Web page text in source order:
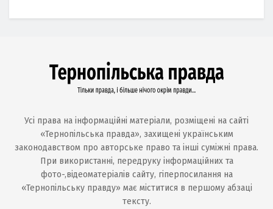
Усі права на інформаційні матеріали, розміщені на сайті
«Тернопільська правда», захищені українським
законодавством про авторське право та інші суміжні права.
При використанні, передруку інформаційних та
фото-,відеоматеріалів сайту, гіперпосилання на
«Тернопільську правду» має міститися в першому абзаці
тексту.